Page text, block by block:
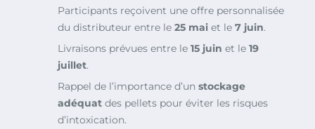
Participants reçoivent une offre personnalisée
du distributeur entre le 25 mai et le 7 juin.
Livraisons prévues entre le 15 juin et le 19
juillet.
Rappel de l’importance d’un stockage
adéquat des pellets pour éviter les risques
d’intoxication.